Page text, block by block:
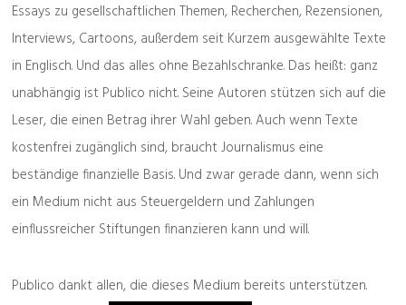
Essays zu gesellschaftlichen Themen, Recherchen, Rezensionen,
Interviews, Cartoons, außerdem seit Kurzem ausgewählte Texte
in Englisch. Und das alles ohne Bezahlschranke. Das heißt: ganz
unabhängig ist Publico nicht. Seine Autoren stützen sich auf die
Leser, die einen Betrag ihrer Wahl geben. Auch wenn Texte
kostenfrei zugänglich sind, braucht Journalismus eine
beständige finanzielle Basis. Und zwar gerade dann, wenn sich
ein Medium nicht aus Steuergeldern und Zahlungen
einflussreicher Stiftungen finanzieren kann und will.
Publico dankt allen, die dieses Medium bereits unterstützen.